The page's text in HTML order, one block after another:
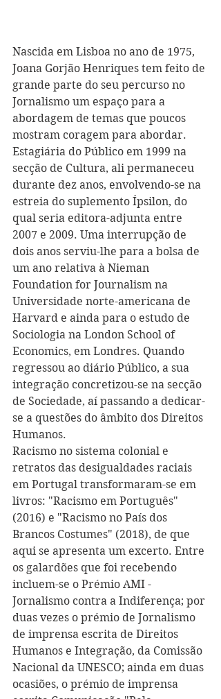
Nascida em Lisboa no ano de 1975,
Joana Gorjão Henriques tem feito de
grande parte do seu percurso no
Jornalismo um espaço para a
abordagem de temas que poucos
mostram coragem para abordar.
Estagiária do Público em 1999 na
secção de Cultura, ali permaneceu
durante dez anos, envolvendo-se na
estreia do suplemento Ípsilon, do
qual seria editora-adjunta entre
2007 e 2009. Uma interrupção de
dois anos serviu-lhe para a bolsa de
um ano relativa à Nieman
Foundation for Journalism na
Universidade norte-americana de
Harvard e ainda para o estudo de
Sociologia na London School of
Economics, em Londres. Quando
regressou ao diário Público, a sua
integração concretizou-se na secção
de Sociedade, aí passando a dedicar-
se a questões do âmbito dos Direitos
Humanos.
Racismo no sistema colonial e
retratos das desigualdades raciais
em Portugal transformaram-se em
livros: "Racismo em Português"
(2016) e "Racismo no País dos
Brancos Costumes" (2018), de que
aqui se apresenta um excerto. Entre
os galardões que foi recebendo
incluem-se o Prémio AMI -
Jornalismo contra a Indiferença; por
duas vezes o prémio de Jornalismo
de imprensa escrita de Direitos
Humanos e Integração, da Comissão
Nacional da UNESCO; ainda em duas
ocasiões, o prémio de imprensa